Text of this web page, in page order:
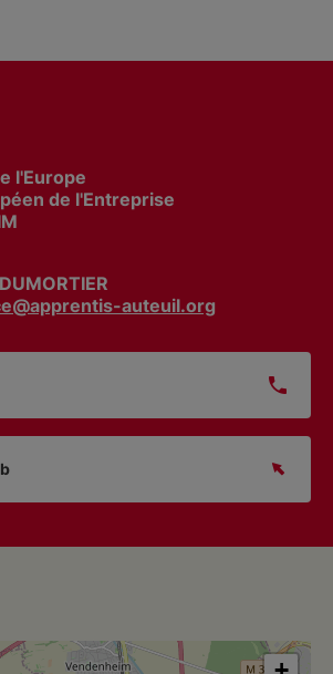
l'Europe
de l'Entreprise
auteuil.org